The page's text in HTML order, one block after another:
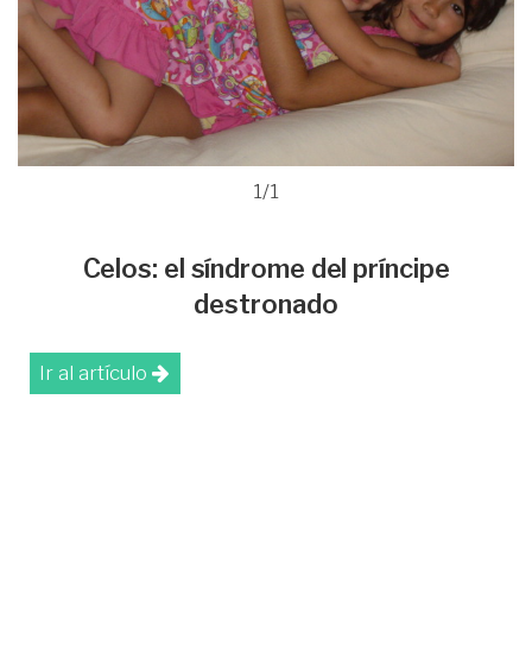
1/1
Celos: el síndrome del príncipe
destronado
Ir al artículo